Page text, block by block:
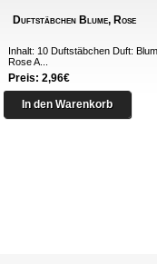
Duftstäbchen Blume, Rose
Inhalt: 10 Duftstäbchen Duft:
Rose A...
Preis: 2,96€
In den Warenkorb